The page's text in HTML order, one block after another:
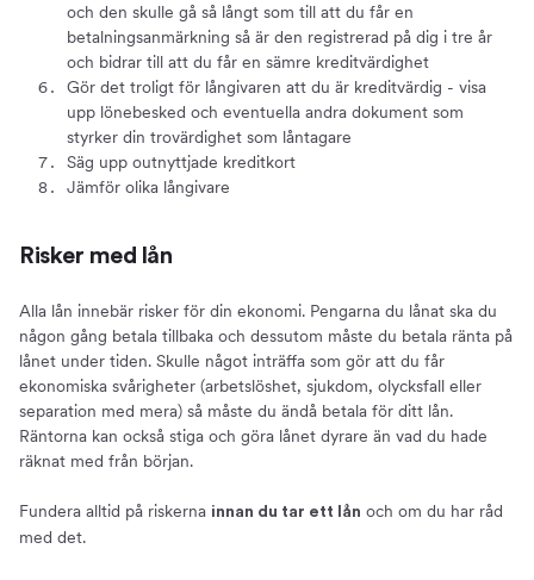
och den skulle gå så långt som till att du får en
betalningsanmärkning så är den registrerad på dig i tre år
och bidrar till att du får en sämre kreditvärdighet
Gör det troligt för långivaren att du är kreditvärdig - visa
upp lönebesked och eventuella andra dokument som
styrker din trovärdighet som låntagare
Säg upp outnyttjade kreditkort
Jämför olika långivare
Risker med lån
Alla lån innebär risker för din ekonomi. Pengarna du lånat ska du
någon gång betala tillbaka och dessutom måste du betala ränta på
lånet under tiden. Skulle något inträffa som gör att du får
ekonomiska svårigheter (arbetslöshet, sjukdom, olycksfall eller
separation med mera) så måste du ändå betala för ditt lån.
Räntorna kan också stiga och göra lånet dyrare än vad du hade
räknat med från början.
Fundera alltid på riskerna innan du tar ett lån och om du har råd
med det.